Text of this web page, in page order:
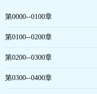
第0000--0100章
第0100--0200章
第0200--0300章
第0300--0400章